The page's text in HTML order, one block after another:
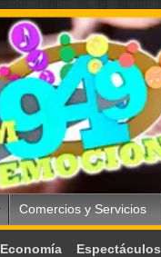
Comercios y Servicios
Economía Espectáculos